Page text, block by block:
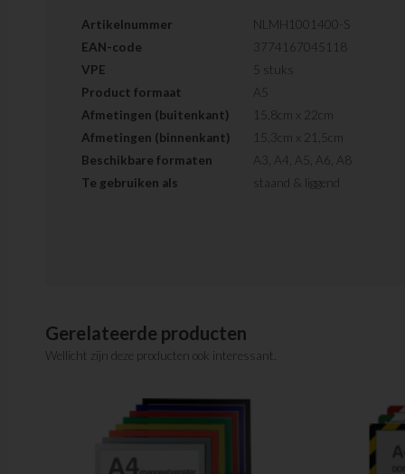
Artikelnummer
NLMH1001400-S
EAN-code
3774167045118
VPE
5 stuks
Product formaat
A5
Afmetingen (buitenkant)
15,8cm x 22cm
Afmetingen (binnenkant)
15,3cm x 21,5cm
Beschikbare formaten
A3, A4, A5, A6, A8
Te gebruiken als
staand & liggend
Gerelateerde producten
Wellicht zijn deze producten ook interessant.